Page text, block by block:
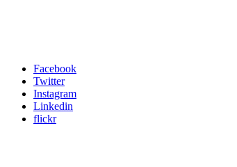
Facebook
Twitter
Instagram
Linkedin
flickr